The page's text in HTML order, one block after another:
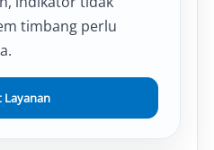
timbang perlu
Layanan